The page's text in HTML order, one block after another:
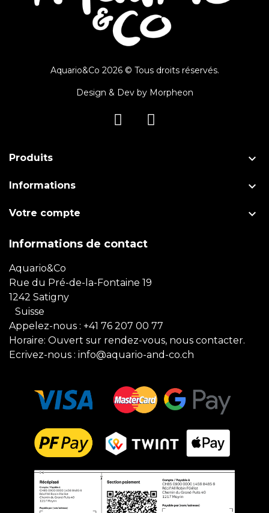
Aquario&Co 2026 © Tous droits réservés.
Design & Dev by Morpheon
Produits 
Informations 
Votre compte 
Informations de contact
Aquario&Co
Rue du Pré-de-la-Fontaine 19
1242 Satigny
Suisse
Appelez-nous : +41 76 207 00 77
Horaire: Ouvert sur rendez-vous, nous contacter.
Ecrivez-nous : info@aquario-and-co.ch